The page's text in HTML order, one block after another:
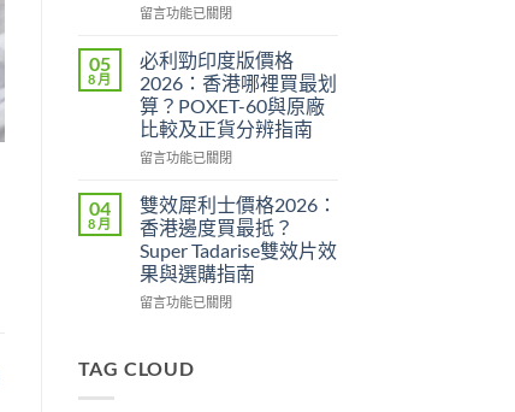
用
與
香
港
購
買
指
中
印
雙
效
偉
哥
效
果、
作
用
與
香
港
購
中
在
而
鋼
香
港
價
格
全
攻
略：
印
度
版
價
比
留言功能已關閉
05
8 月
必利勁印度版價格
2026：香港哪裡買最划
算？POXET-60與原廠
比較及正貨分辨指南
在
利
勁
印
度
版
價
香
留言功能已關閉
04
8 月
雙效犀利士價格2026：
香港邊度買最抵？
Super Tadarise雙效片效
果與選購指南
在
犀
留言功能已關閉
TAG CLOUD